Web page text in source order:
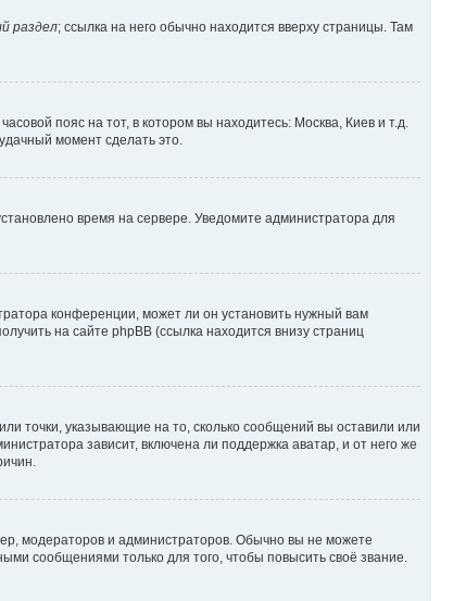
раздел; ссылка на него обычно находится вверху страницы. Там
пояс на тот, в котором вы находитесь: Москва, Киев и т.д.
момент сделать это.
время на сервере. Уведомите администратора для
конференции, может ли он установить нужный вам
на сайте phpBB (ссылка находится внизу страниц
точки, указывающие на то, сколько сообщений вы оставили или
зависит, включена ли поддержка аватар, и от него же
модераторов и администраторов. Обычно вы не можете
сообщениями только для того, чтобы повысить своё звание.